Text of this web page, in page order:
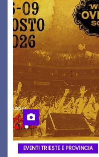
EVENTI TRIESTE E PROVINCIA